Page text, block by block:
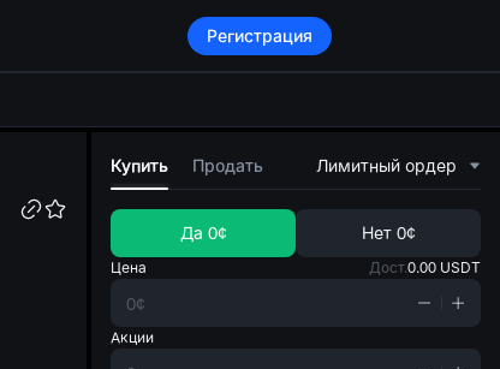
Регистрация
Купить Продать Лимитный ордер
Да 0¢ Нет 0¢
Цена Дост.0.00 USDT
Акции